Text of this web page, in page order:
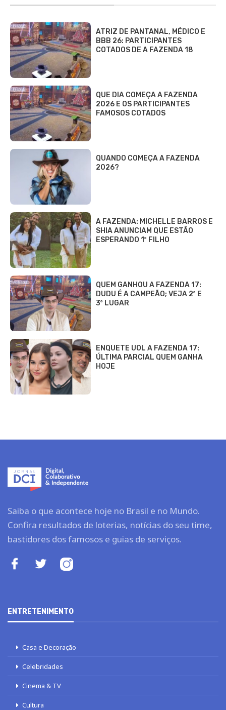
ATRIZ DE PANTANAL, MÉDICO E
BBB 26: PARTICIPANTES
COTADOS DE A FAZENDA 18
QUE DIA COMEÇA A FAZENDA
2026 E OS PARTICIPANTES
FAMOSOS COTADOS
QUANDO COMEÇA A FAZENDA
2026?
A FAZENDA: MICHELLE BARROS E
SHIA ANUNCIAM QUE ESTÃO
ESPERANDO 1º FILHO
QUEM GANHOU A FAZENDA 17:
DUDU É A CAMPEÃO; VEJA 2º E
3º LUGAR
ENQUETE UOL A FAZENDA 17:
ÚLTIMA PARCIAL QUEM GANHA
HOJE
Saiba o que acontece hoje no Brasil e no Mundo.
Confira resultados de loterias, notícias do seu time,
bastidores dos famosos e guias de serviços.
ENTRETENIMENTO
Casa e Decoração
Celebridades
Cinema & TV
Cultura